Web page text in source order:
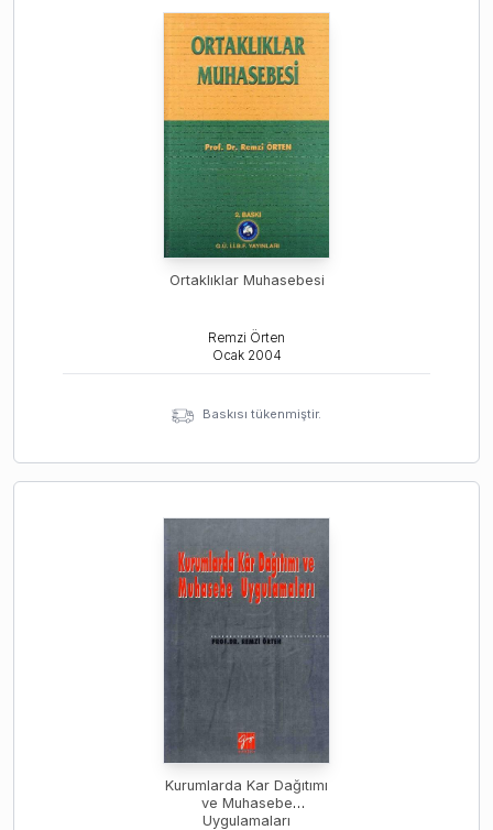
Ortaklıklar Muhasebesi
Remzi Örten
Ocak 2004
Baskısı tükenmiştir.
Kurumlarda Kar Dağıtımı
ve Muhasebe
Uygulamaları